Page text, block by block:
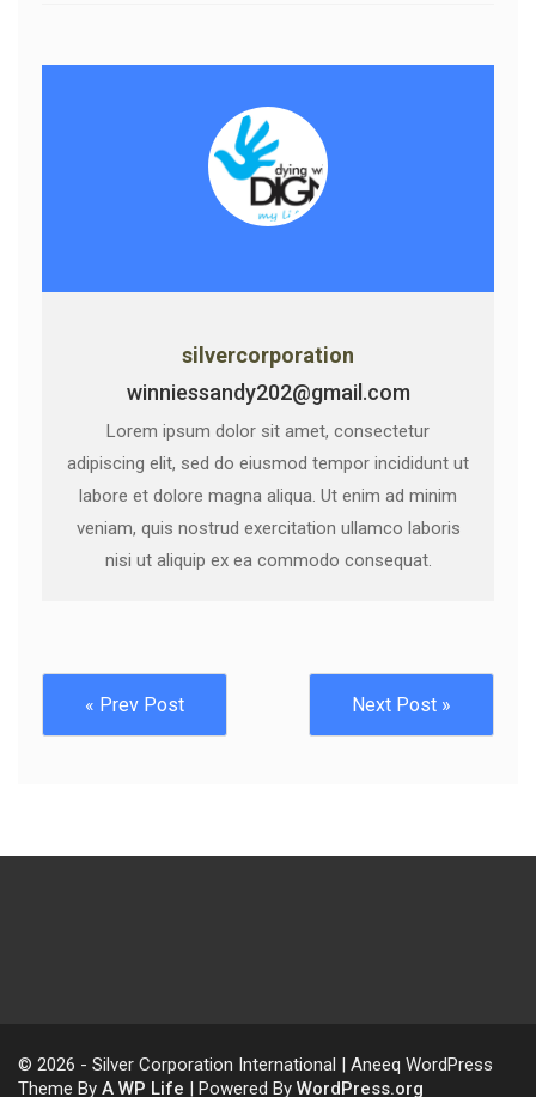
silvercorporation
winniessandy202@gmail.com
Lorem ipsum dolor sit amet, consectetur
adipiscing elit, sed do eiusmod tempor incididunt ut
labore et dolore magna aliqua. Ut enim ad minim
veniam, quis nostrud exercitation ullamco laboris
nisi ut aliquip ex ea commodo consequat.
« Prev Post Next Post »
© 2026 - Silver Corporation International | Aneeq WordPress
Theme By A WP Life | Powered By WordPress.org